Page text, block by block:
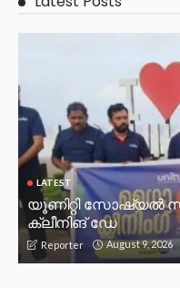
LATEST
യൂണിറ്റി സോഷ്യൽ
ക്ലീനിങ് ഡേ
Reporter August 9, 2026